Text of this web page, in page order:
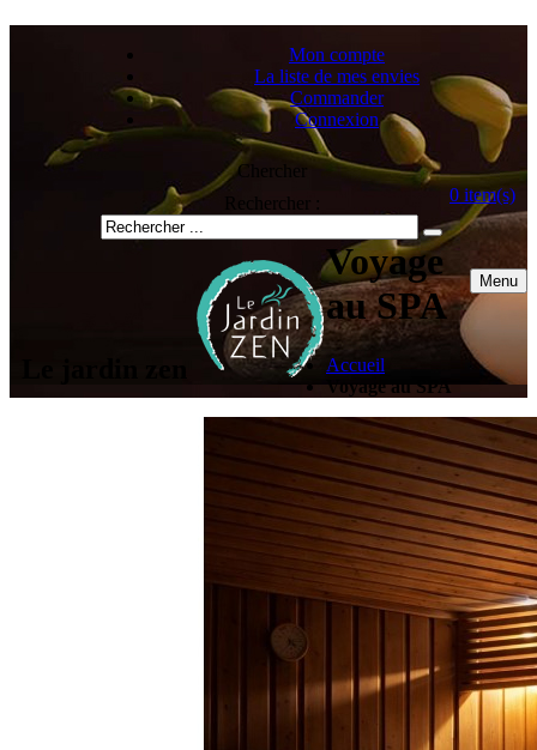
Mon compte
La liste de mes envies
Commander
Connexion
Chercher
Rechercher :
0 item(s)
Menu
Voyage
au SPA
Accueil
Voyage au SPA